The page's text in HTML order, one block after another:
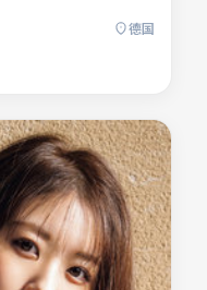
于影迷检索与比对同类
德国